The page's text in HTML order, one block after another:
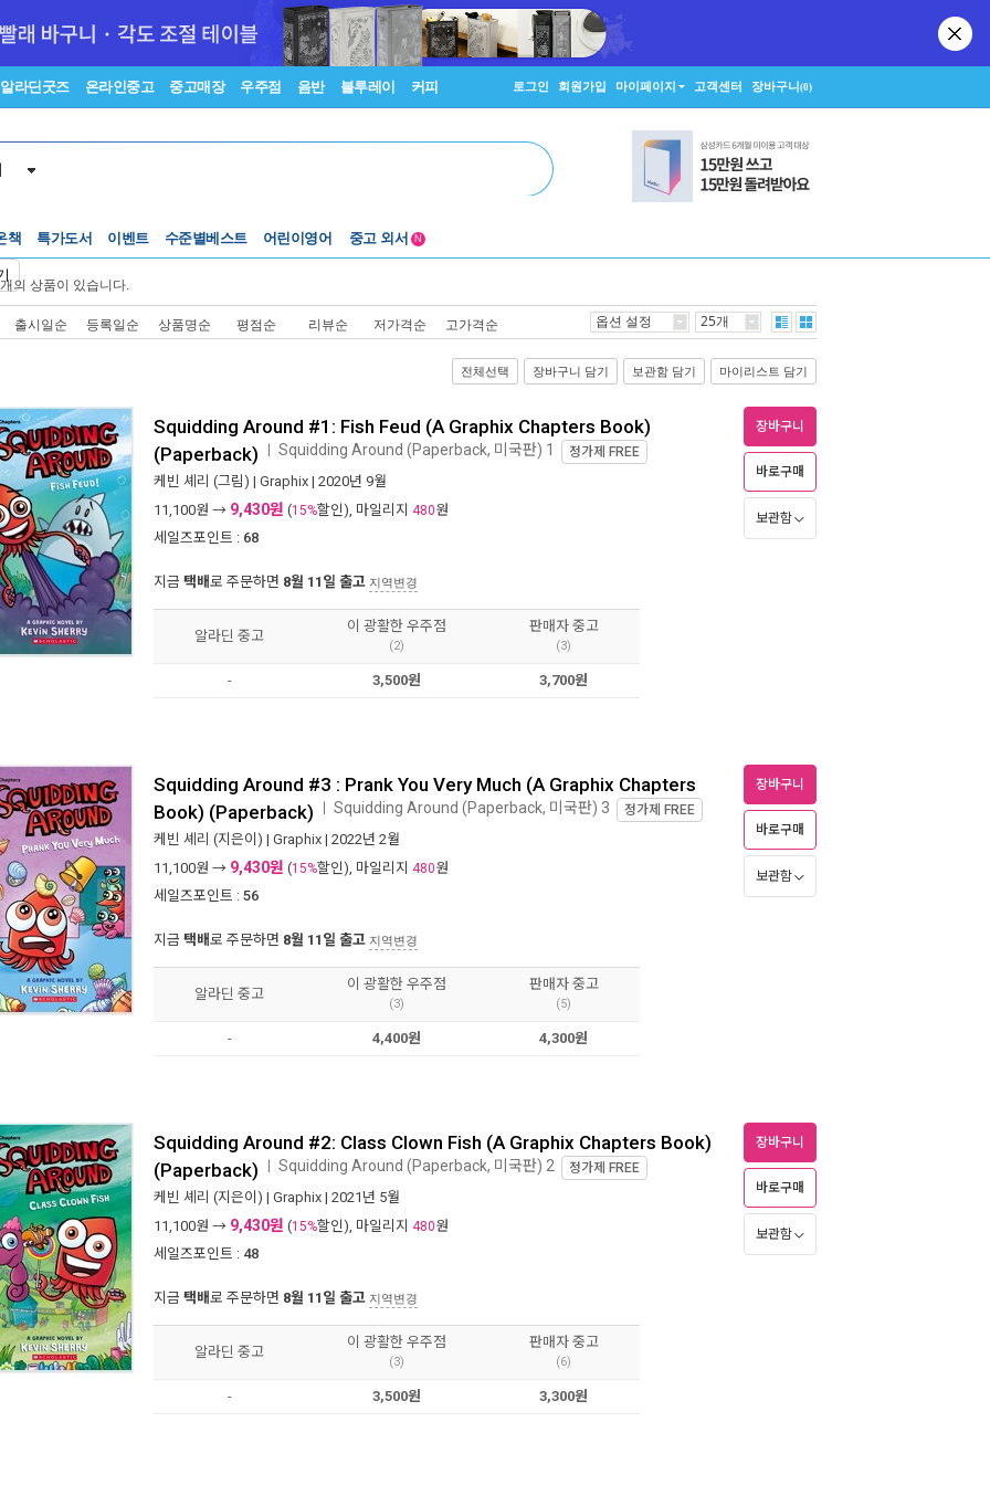
알라딘굿즈 온라인중고 중고매장 우주점 음반 블루레이 커피 로그인 회원가입 마이페이지 고객센터 장바구니(0)
책 특가도서 이벤트
수준별베스트
어린이영어
중고 외서
N
개의 상품이 있습니다.
출시일순 등록일순 상품명순 평점순 리뷰순 저가격순 고가격순 옵션 설정 25개
전체선택 장바구니 담기 보관함 담기 마이리스트 담기
Squidding Around #1: Fish Feud (A Graphix Chapters Book)
(Paperback) Squidding Around (Paperback, 미국판) 1 정가제 FREE
케빈 셰리 (그림) | Graphix | 2020년 9월
11,100원 → 9,430원 (15%할인), 마일리지 480원
세일즈포인트 : 68
지금 택배로 주문하면 8월 11일 출고 지역변경
장바구니
바로구매
보관함
알라딘 중고
이 광활한 우주점
(2)
판매자 중고
(3)
- 3,500원 3,700원
Squidding Around #3 : Prank You Very Much (A Graphix Chapters
Book) (Paperback) Squidding Around (Paperback, 미국판) 3 정가제 FREE
케빈 셰리 (지은이) | Graphix | 2022년 2월
11,100원 → 9,430원 (15%할인), 마일리지 480원
세일즈포인트 : 56
지금 택배로 주문하면 8월 11일 출고 지역변경
장바구니
바로구매
보관함
알라딘 중고
이 광활한 우주점
(3)
판매자 중고
(5)
- 4,400원 4,300원
Squidding Around #2: Class Clown Fish (A Graphix Chapters Book)
(Paperback) Squidding Around (Paperback, 미국판) 2 정가제 FREE
케빈 셰리 (지은이) | Graphix | 2021년 5월
11,100원 → 9,430원 (15%할인), 마일리지 480원
세일즈포인트 : 48
지금 택배로 주문하면 8월 11일 출고 지역변경
장바구니
바로구매
보관함
알라딘 중고
이 광활한 우주점
(3)
판매자 중고
(6)
- 3,500원 3,300원